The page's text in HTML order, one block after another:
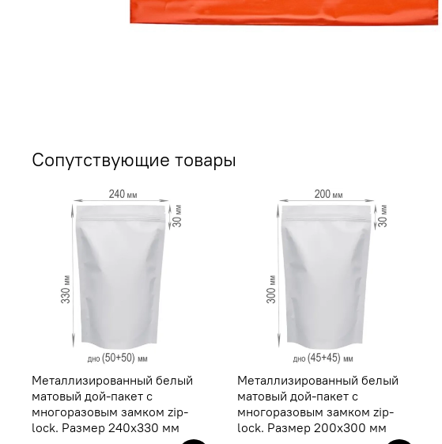
Сопутствующие товары
Металлизированный белый
матовый дой-пакет с
многоразовым замком zip-
lock. Размер 240х330 мм
Металлизированный белый
матовый дой-пакет с
многоразовым замком zip-
lock. Размер 200х300 мм